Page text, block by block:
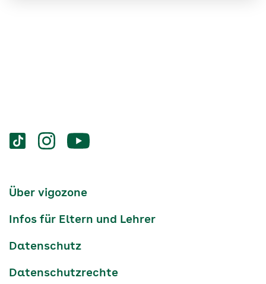
Services
Social-
vigozone.de
vigozone.devigozone.de
Services-
Über vigozone
Infos für Eltern und Lehrer
Datenschutz
Datenschutzrechte